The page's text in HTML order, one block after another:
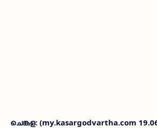
ചെങ്കള: (my.kasargodvartha.com